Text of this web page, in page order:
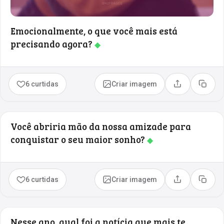
Emocionalmente, o que você mais está
precisando agora? ◆
6 curtidas Criar imagem Compartilhar
Copiar
Você abriria mão da nossa amizade para
conquistar o seu maior sonho? ◆
6 curtidas Criar imagem Compartilhar
Copiar